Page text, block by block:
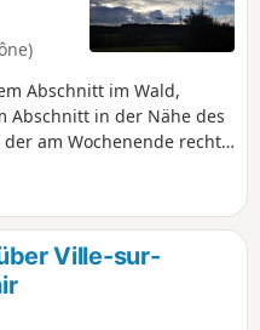
Abschnitt im Wald,
Abschnitt in der Nähe des
am Wochenende recht
Blick auf die
der Pierres Dorées.
Ville-sur-